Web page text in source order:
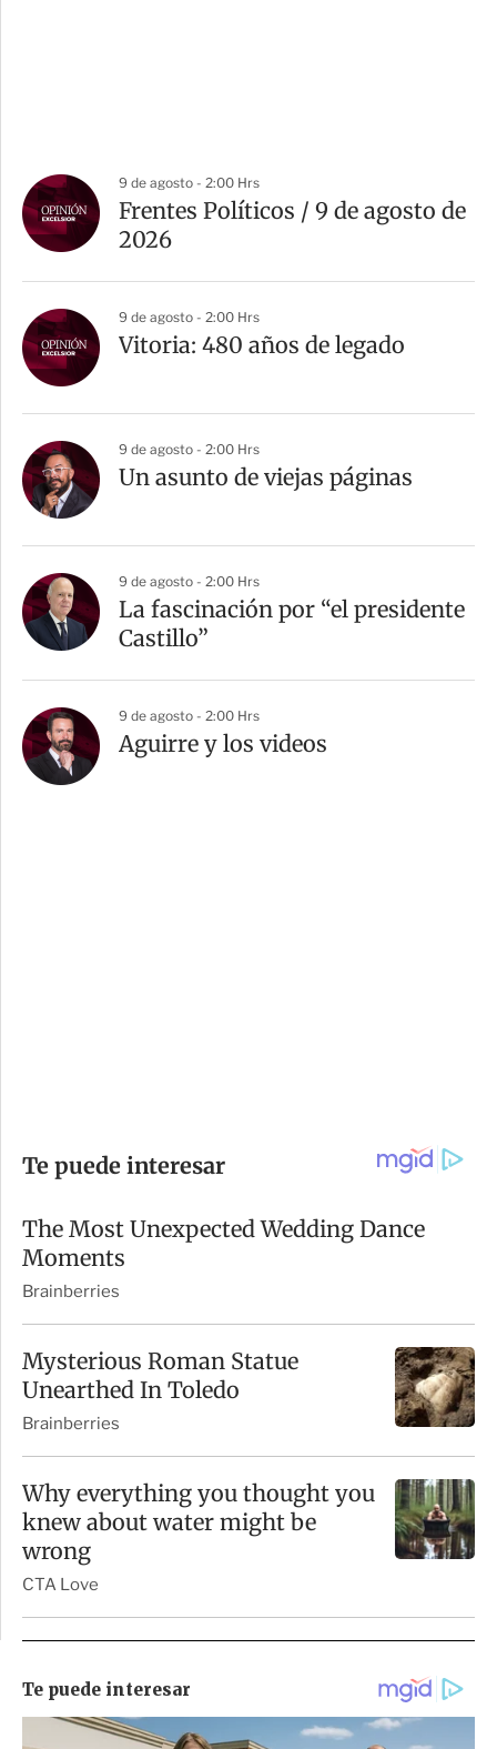
9 de agosto - 2:00 Hrs
Frentes Políticos / 9 de agosto de
2026
9 de agosto - 2:00 Hrs
Vitoria: 480 años de legado
9 de agosto - 2:00 Hrs
Un asunto de viejas páginas
9 de agosto - 2:00 Hrs
La fascinación por “el presidente
Castillo”
9 de agosto - 2:00 Hrs
Aguirre y los videos